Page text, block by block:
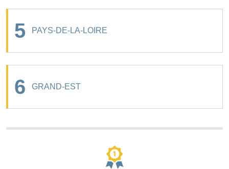
5 PAYS-DE-LA-LOIRE
6 GRAND-EST